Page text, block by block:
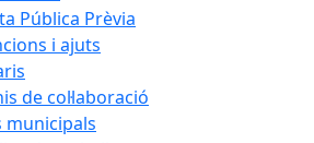
Pública Prèvia
i ajuts
de col·laboració
municipals